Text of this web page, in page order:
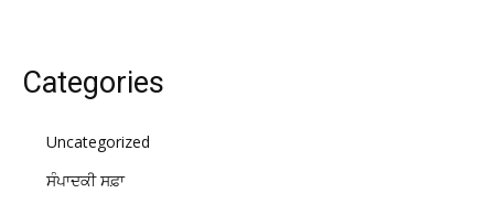
Categories
Uncategorized
ਸੰਪਾਦਕੀ ਸਫ਼ਾ